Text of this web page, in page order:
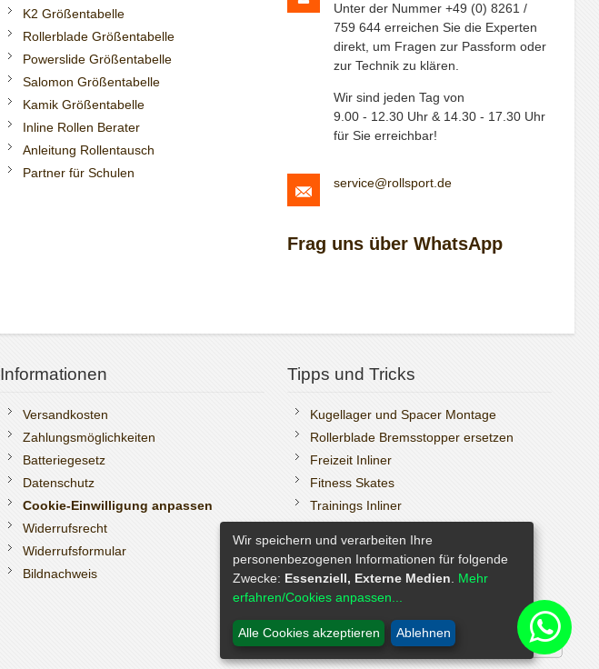
K2 Größentabelle
Rollerblade Größentabelle
Powerslide Größentabelle
Salomon Größentabelle
Kamik Größentabelle
Inline Rollen Berater
Anleitung Rollentausch
Partner für Schulen
Unter der Nummer +49 (0) 8261 /
759 644 erreichen Sie die Experten
direkt, um Fragen zur Passform oder
zur Technik zu klären.
Wir sind jeden Tag von
9.00 - 12.30 Uhr & 14.30 - 17.30 Uhr
für Sie erreichbar!
service@rollsport.de
Frag uns über WhatsApp
Informationen
Versandkosten
Zahlungsmöglichkeiten
Batteriegesetz
Datenschutz
Cookie-Einwilligung anpassen
Widerrufsrecht
Widerrufsformular
Bildnachweis
Tipps und Tricks
Kugellager und Spacer Montage
Rollerblade Bremsstopper ersetzen
Freizeit Inliner
Fitness Skates
Trainings Inliner
Wir speichern und verarbeiten Ihre
personenbezogenen Informationen für folgende
Zwecke: Essenziell, Externe Medien
Mehr
erfahren/Cookies anpassen...
Alle Cookies akzeptieren Ablehnen